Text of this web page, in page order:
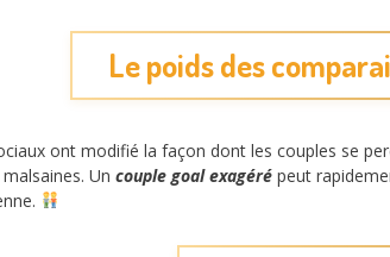
Le poids des
ont modifié la façon dont les couples se
Un couple goal exagéré peut